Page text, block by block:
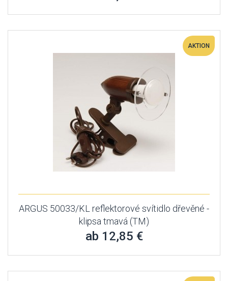
AKTION
ARGUS 50033/KL reflektorové svítidlo dřevěné -
klipsa tmavá (TM)
ab 12,85 €